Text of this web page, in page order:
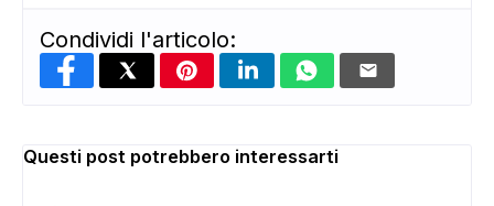
Condividi l'articolo:
Questi post potrebbero interessarti